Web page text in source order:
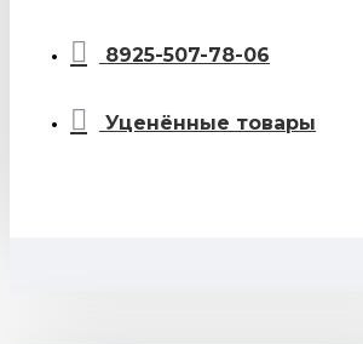
8925-507-78-06
Уценённые товары